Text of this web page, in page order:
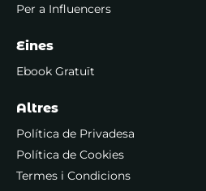
Per a Influencers
Eines
Ebook Gratuït
Altres
Política de Privadesa
Política de Cookies
Termes i Condicions